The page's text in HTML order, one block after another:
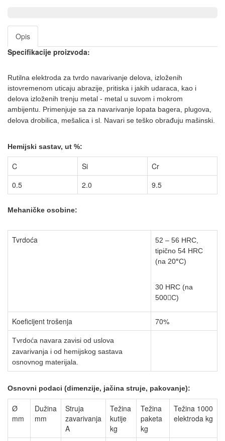
Opis
Specifikacije proizvoda:
Rutilna elektroda za tvrdo navarivanje delova, izloženih
istovremenom uticaju abrazije, pritiska i jakih udaraca, kao i
delova izloženih trenju metal - metal u suvom i mokrom
ambijentu. Primenjuje sa za navarivanje lopata bagera, plugova,
delova drobilica, mešalica i sl. Navari se teško obrađuju mašinski.
Hemijski sastav, ut %:
C Si
Cr
0.5
2.0 9.5
Mehaničke osobine:
Tvrdoća
52 – 56 HRC,
tipično 54 HRC
(na 20°C)
30 HRC (na
500C)
Koeficijent trošenja 70%
Tvrdoća navara zavisi od uslova
zavarivanja i od hemijskog sastava
osnovnog materijala.
Osnovni podaci (dimenzije, jačina struje, pakovanje):
Ø
mm
Dužina
mm
Struja
zavarivanja
A
Težina
kutije
kg
Težina
paketa
kg
Težina 1000
elektroda kg